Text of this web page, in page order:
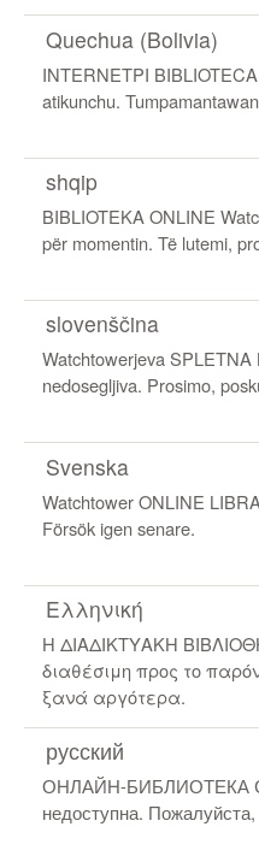
Quechua (Bolivia)
INTERNETPI
atikunchu.
shqip
BIBLIOTEKA ONLINE
për momentin. Të lutemi,
slovenščina
Watchtowerjeva
nedosegljiva. Prosimo,
Svenska
Watchtower ONLINE
Försök igen senare.
Ελληνική
Η ΔΙΑΔΙΚΤΥΑΚΗ
διαθέσιμη προς το
ξανά αργότερα.
русский
ОНЛАЙН-БИБЛИОТЕКА
недоступна.